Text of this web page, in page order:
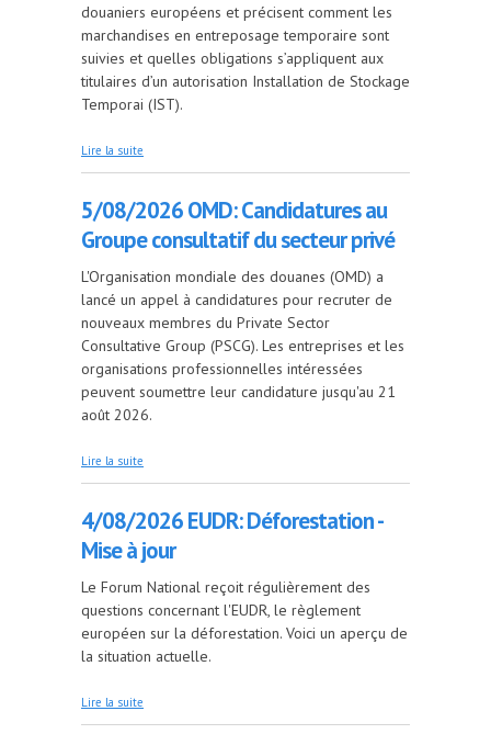
douaniers européens et précisent comment les
marchandises en entreposage temporaire sont
suivies et quelles obligations s’appliquent aux
titulaires d’un autorisation Installation de Stockage
Temporai (IST).
Lire la suite
5/08/2026 OMD: Candidatures au
Groupe consultatif du secteur privé
L'Organisation mondiale des douanes (OMD) a
lancé un appel à candidatures pour recruter de
nouveaux membres du Private Sector
Consultative Group (PSCG). Les entreprises et les
organisations professionnelles intéressées
peuvent soumettre leur candidature jusqu'au 21
août 2026.
Lire la suite
4/08/2026 EUDR: Déforestation -
Mise à jour
Le Forum National reçoit régulièrement des
questions concernant l'EUDR, le règlement
européen sur la déforestation. Voici un aperçu de
la situation actuelle.
Lire la suite